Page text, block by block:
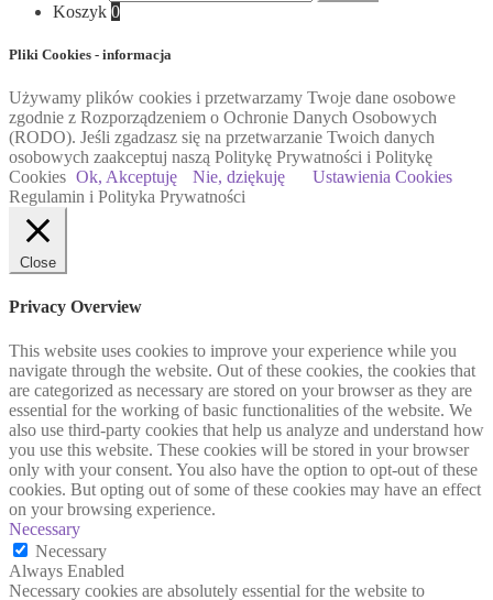
Koszyk 0
Pliki Cookies - informacja
Używamy plików cookies i przetwarzamy Twoje dane osobowe
zgodnie z Rozporządzeniem o Ochronie Danych Osobowych
(RODO). Jeśli zgadzasz się na przetwarzanie Twoich danych
osobowych zaakceptuj naszą Politykę Prywatności i Politykę
Cookies Ok, Akceptuję Nie, dziękuję
Ustawienia Cookies
Regulamin i Polityka Prywatności
Close
Privacy Overview
This website uses cookies to improve your experience while you
navigate through the website. Out of these cookies, the cookies that
are categorized as necessary are stored on your browser as they are
essential for the working of basic functionalities of the website. We
also use third-party cookies that help us analyze and understand how
you use this website. These cookies will be stored in your browser
only with your consent. You also have the option to opt-out of these
cookies. But opting out of some of these cookies may have an effect
on your browsing experience.
Necessary
Necessary
Always Enabled
Necessary cookies are absolutely essential for the website to